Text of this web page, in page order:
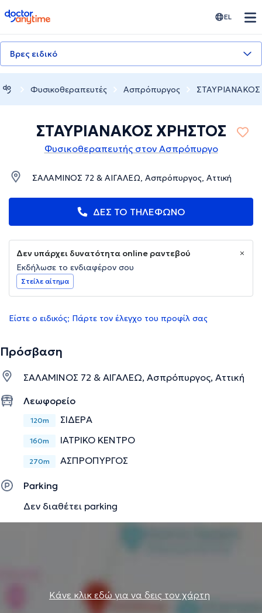
doctoranytime EL
Βρες ειδικό
Φυσικοθεραπευτές Ασπρόπυργος
ΣΤΑΥΡΙΑΝΑΚΟΣ ΧΡΗΣΤΟΣ
Φυσικοθεραπευτής στον Ασπρόπυργο
ΣΑΛΑΜΙΝΟΣ 72 & ΑΙΓΑΛΕΩ, Ασπρόπυργος, Αττική
ΔΕΣ ΤΟ ΤΗΛΕΦΩΝΟ
Δεν υπάρχει δυνατότητα online ραντεβού
Εκδήλωσε το ενδιαφέρον σου
Στείλε αίτημα
Είστε ο ειδικός; Πάρτε τον έλεγχο του προφίλ σας
Πρόσβαση
ΣΑΛΑΜΙΝΟΣ 72 & ΑΙΓΑΛΕΩ, Ασπρόπυργος, Αττική
Λεωφορείο
120m ΣΙΔΕΡΑ
160m ΙΑΤΡΙΚΟ ΚΕΝΤΡΟ
270m ΑΣΠΡΟΠΥΡΓΟΣ
Parking
Δεν διαθέτει parking
Κάνε κλικ εδώ για να δεις τον χάρτη